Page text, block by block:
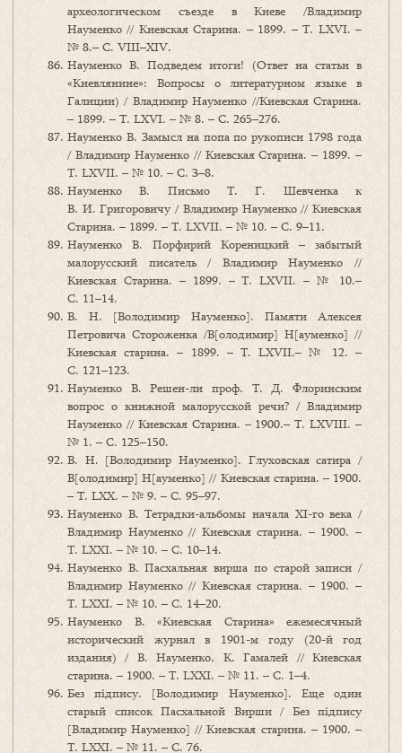
археологическом съезде в Киеве /Владимир
Науменко // Киевская Старина. – 1899. – Т. LXVI. –
№ 8.– С. VIII–XIV.
Науменко В. Подведем итоги! (Ответ на статьи в
«Киевлянине»: Вопросы о литературном языке в
Галиции) / Владимир Науменко //Киевская Старина.
– 1899. – Т. LXVI. – № 8. – С. 265–276.
Науменко В. Замысл на попа по рукописи 1798 года
/ Владимир Науменко // Киевская Старина. – 1899. –
Т. LXVII. – № 10. – С. 3–8.
Науменко В. Письмо Т. Г. Шевченка к
В. И. Григоровичу / Владимир Науменко // Киевская
Старина. – 1899. – Т. LXVII. – № 10. – С. 9–11.
Науменко В. Порфирий Кореницкий – забытый
малорусский писатель / Владимир Науменко //
Киевская Старина. – 1899. – Т. LXVII. – № 10.–
С. 11–14.
В. Н. [Володимир Науменко]. Памяти Алексея
Петровича Стороженка /В[олодимир] Н[ауменко] //
Киевская старина. – 1899. – Т. LXVII.– № 12. –
С. 121–123.
Науменко В. Решен-ли проф. Т. Д. Флоринским
вопрос о книжной малорусской речи? / Владимир
Науменко // Киевская Старина. – 1900.– Т. LXVIII. –
№ 1. – С. 125–150.
В. Н. [Володимир Науменко]. Глуховская сатира /
В[олодимир] Н[ауменко] // Киевская старина. – 1900.
– Т. LXХ. – № 9. – С. 95–97.
Науменко В. Тетрадки-альбомы начала XI-го века /
Владимир Науменко // Киевская старина. – 1900. –
Т. LXХI. – № 10. – С. 10–14.
Науменко В. Пасхальная вирша по старой записи /
Владимир Науменко // Киевская старина. – 1900. –
Т. LXХI. – № 10. – С. 14–20.
Науменко В. «Киевская Старина» ежемесячный
исторический журнал в 1901-м году (20-й год
издания) / В. Науменко, К. Гамалей // Киевская
старина. – 1900. – Т. LXХI. – № 11. – С. 1–4.
Без підпису. [Володимир Науменко]. Еще один
старый список Пасхальной Вирши / Без підпису
[Владимир Науменко] // Киевская старина. – 1900. –
Т. LXХI. – № 11. – С. 76.